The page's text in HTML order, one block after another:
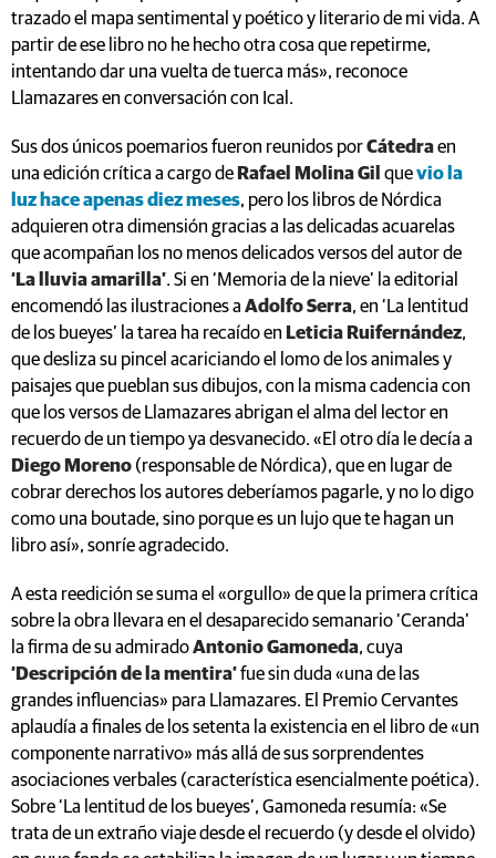
partir de ese libro no he hecho otra cosa que repetirme,
intentando dar una vuelta de tuerca más», reconoce
Llamazares en conversación con Ical.
una edición crítica a cargo deRafael Molina Gilquevio la
luz hace apenas diez meses, pero los libros de Nórdica
adquieren otra dimensión gracias a las delicadas acuarelas
que acompañan los no menos delicados versos del autor de
‘La lluvia amarilla’. Si en ‘Memoria de la nieve’ la editorial
encomendó las ilustraciones aAdolfo Serra, en ‘La lentitud
de los bueyes’ la tarea ha recaído enLeticia Ruifernández,
que desliza su pincel acariciando el lomo de los animales y
paisajes que pueblan sus dibujos, con la misma cadencia con
que los versos de Llamazares abrigan el alma del lector en
recuerdo de un tiempo ya desvanecido. «El otro día le decía a
Diego Moreno(responsable de Nórdica), que en lugar de
cobrar derechos los autores deberíamos pagarle, y no lo digo
como una boutade, sino porque es un lujo que te hagan un
libro así», sonríe agradecido.
A esta reedición se suma el «orgullo» de que la primera crítica
sobre la obra llevara en el desaparecido semanario ‘Ceranda’
la firma de su admiradoAntonio Gamoneda, cuya
‘Descripción de la mentira’fue sin duda «una de las
grandes influencias» para Llamazares. El Premio Cervantes
aplaudía a finales de los setenta la existencia en el libro de «un
componente narrativo» más allá de sus sorprendentes
asociaciones verbales (característica esencialmente poética).
Sobre ‘La lentitud de los bueyes’, Gamoneda resumía: «Se
trata de un extraño viaje desde el recuerdo (y desde el olvido)
en cuyo fondo se estabiliza la imagen de un lugar y un tiempo
perdidos. Un tiempo y un lugar de desaparecida serenidad